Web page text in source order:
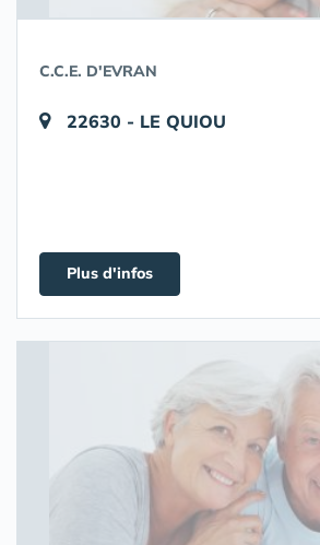
C.C.E. D'EVRAN
22630 - LE QUIOU
Plus d'infos